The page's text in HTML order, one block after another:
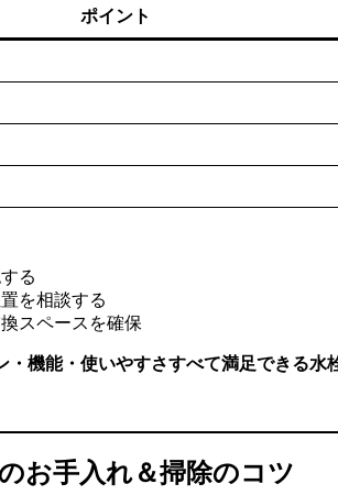
ポイント
る
を相談する
スペースを確保
・機能・使いやすさすべて満足できる水
お手入れ＆掃除のコツ